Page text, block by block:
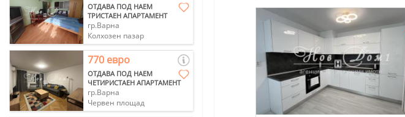
ОТДАВА ПОД НАЕМ
ТРИСТАЕН АПАРТАМЕНТ
гр.Варна
Колхозен пазар
770 евро
ОТДАВА ПОД НАЕМ
ЧЕТИРИСТАЕН АПАРТАМЕНТ
гр.Варна
Червен площад